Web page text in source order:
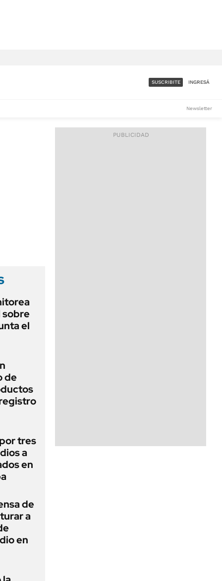
ACCESO FULL - $1.800/MES
SUSCRIBITE INGRESÁ
Newsletter
el
de
tres
a
en
de
a
en